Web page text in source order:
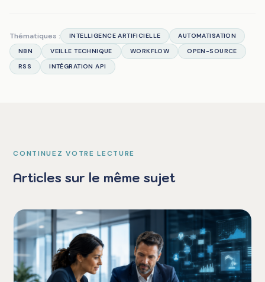
Thématiques : INTELLIGENCE ARTIFICIELLE
AUTOMATISATION
N8N
VEILLE TECHNIQUE WORKFLOW
OPEN-SOURCE
RSS
INTÉGRATION API
CONTINUEZ VOTRE LECTURE
Articles sur le même sujet